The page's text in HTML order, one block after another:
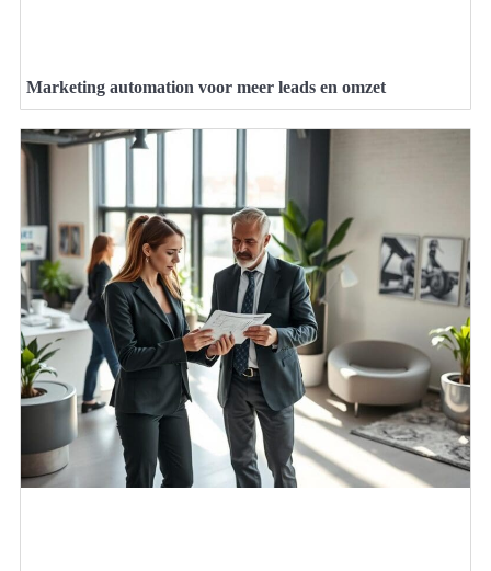
Marketing automation voor meer leads en omzet